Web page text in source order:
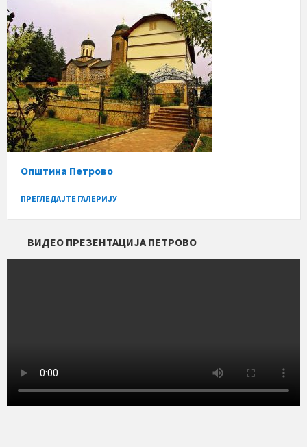
Општина Петрово
ПРЕГЛЕДАЈТЕ ГАЛЕРИЈУ
ВИДЕО ПРЕЗЕНТАЦИЈА ПЕТРОВО